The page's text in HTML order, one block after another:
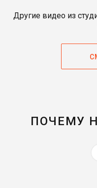
Другие видео из
ПОЧЕМУ